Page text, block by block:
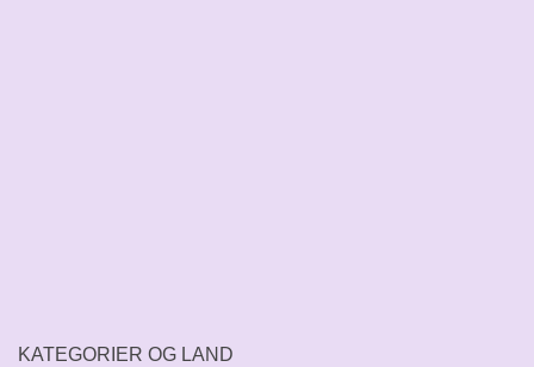
KATEGORIER OG LAND